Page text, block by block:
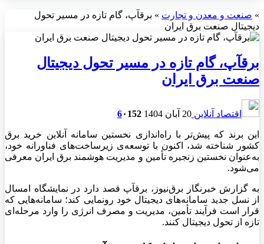
» صنعت و معدن و تجارت » برقآپ، گام تازه در مسیر تحول
دیجیتال صنعت برق ایران
برقآپ، گام تازه در مسیر تحول دیجیتال
صنعت برق ایران
اقتصاد آنلاین 20 آبان 1404 6۰ 152
این برند که پیش‌تر با راه‌اندازی نخستین سامانه آنلاین خرید برق
کشور شناخته شد، اکنون با توسعه‌ی زیرساخت‌های فناورانه خود،
به‌عنوان نخستین زنجیره تأمین و مدیریت هوشمند برق ایران معرفی
می‌شود.
به گزارش خبرنگار برق‌نیوز، برقآپ قصد دارد در نمایشگاه امسال
از نسل جدید سامانه‌های دیجیتال خود رونمایی کند؛ سامانه‌هایی که
قرار است فرآیند تأمین، مدیریت و مصرف انرژی را وارد مرحله‌ای
تازه از تحول دیجیتال کنند.